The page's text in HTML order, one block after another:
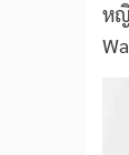
ห